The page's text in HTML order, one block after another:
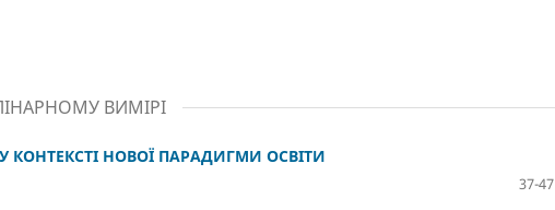
ВИМІРІ
КОНТЕКСТІ НОВОЇ ПАРАДИГМИ ОСВІТИ
37-47